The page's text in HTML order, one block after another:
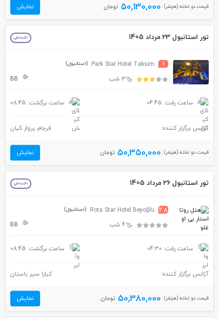
قیمت دو تخته (هرنفر) : 50,130,000 تومان نمایش
تور استانبول 23 مرداد 1405 اقساطی
1
Park Star Hotel Taksim (استانبول)
3 شب BB
ساعت رفت: 04:45 ساعت برگشت: 08:45
آژانس برگزار کننده: فرجام پرواز کیان
قیمت دو تخته (هرنفر) : 50,350,000 تومان نمایش
تور استانبول 26 مرداد 1405 اقساطی
2.8
Rota Star Hotel Beyoğlu (استانبول)
4 شب BB
ساعت رفت: 04:30 ساعت برگشت: 08:45
آژانس برگزار کننده: کیارا سیر باستان
قیمت دو تخته (هرنفر) : 50,380,000 تومان نمایش